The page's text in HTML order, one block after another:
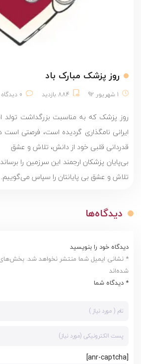
روز پزشک مبارک باد
1 شهریور 92 884 بازدید 0 دیدگاه
روز پزشک که به مناسبت بزرگداشت تولد
ایرانی نامگذاری گردیده است، فرصتی است
قدردانی قلبی خود از دانش، تلاش و عشق
بی‌پایان پزشکان ارجمند این سرزمین را
تلاش و عشق بی پایانتان را سپاس می‌گوییم.
دیدگاه‌ها
دیدگاه خود را بنویسید
* نشانی ایمیل شما منتشر نخواهد شد. بخش‌های
شده‌اند
* دیدگاه شما
[anr-captcha]